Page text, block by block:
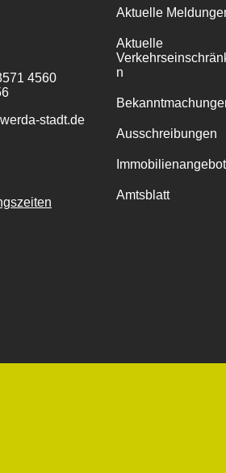
4560
stadt.de
Aktuelle
Aktuelle
n
Ausschreibungen
Amtsblatt